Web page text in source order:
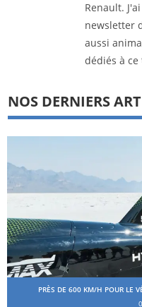
Renault.
newsletter
aussi
dédiés à ce
NOS DERNIERS
PRÈS DE 600 KM/H POUR LE